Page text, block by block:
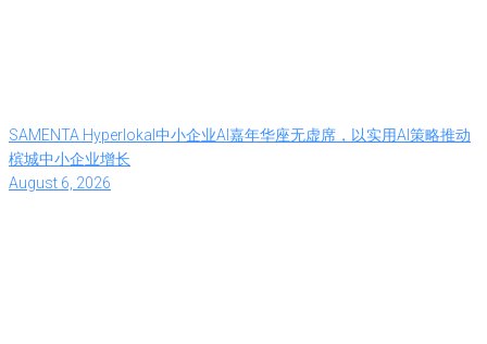
SAMENTA Hyperlokal中小企业AI嘉年华座无虚席，以实用AI策略推动
槟城中小企业增长
August 6, 2026